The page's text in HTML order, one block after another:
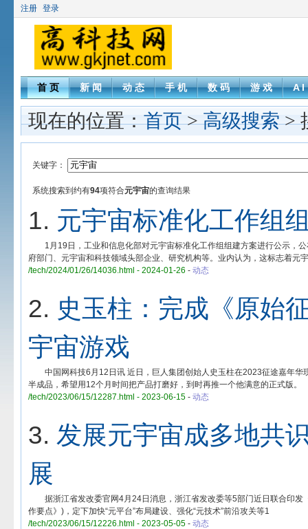
注册 登录
首 页 新 闻 动 态 手 机 数 码 游 戏 A I
现在的位置：首页>高级搜索>
关键字：
系统搜索到约有94项符合元宇宙的查询结果
1. 元宇宙标准化工作组
1月19日，工业和信息化部对元宇宙标准化工作组组建方案进行公示，公
府部门、元宇宙和科技领域头部企业、研究机构等。业内认为，这标志着元宇
/tech/2024/01/26/14036.html - 2024-01-26 - 动态
2. 史玉柱：完成《原始
宇宙游戏
中国网科技6月12日讯 近日，巨人集团创始人史玉柱在2023征途嘉年华
半成品，希望用12个月时间把产品打磨好，到时再推一个他满意的正式版。
/tech/2023/06/15/12287.html - 2023-06-15 - 动态
3. 发展元宇宙成多地共
展
据浙江省发改委官网4月24日消息，浙江省发改委等5部门近日联合印发
作要点》)，定下加快“元平台”布局建设、强化“元技术”前沿攻关等1
/tech/2023/06/15/12226.html - 2023-05-05 - 动态